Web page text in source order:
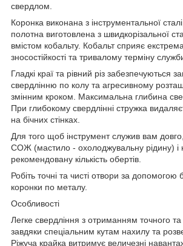
свердлом.
Коронка виконана з інструментальної
полотна виготовлена з швидкорізальної
вмістом кобальту. Кобальт сприяє
зносостійкості та тривалому терміну
Гладкі краї та рівний різ забезпечуються
свердлінню по колу та агресивному
змінним кроком. Максимальна глибина
При глибокому свердлінні стружка
на бічних стінках.
Для того щоб інструмент служив вам
СОЖ (мастило - охолоджувальну рідину) і
рекомендовану кількість обертів.
Робіть точні та чисті отвори за допомогою
коронки по металу.
Особливості
Легке свердління з отриманням точного та
завдяки спеціальним кутам нахилу та
Ріжуча крайка витримує величезні